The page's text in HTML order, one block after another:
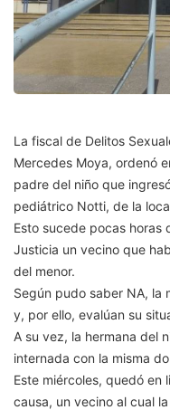
La fiscal de Delitos
Mercedes Moya, ordenó
padre del niño que
pediátrico Notti, de la
Esto sucede pocas horas
Justicia un vecino que
del menor.
Según pudo saber NA, la
y, por ello, evalúan su
A su vez, la hermana del
internada con la misma
Este miércoles, quedó en
causa, un vecino al cual